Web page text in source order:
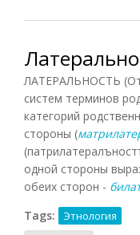
ЛАТЕРАЛЬНОСТЬ (От
систем терминов
категорий
стороны (
одной стороны
обеих сторон -
Tags:
Этнология